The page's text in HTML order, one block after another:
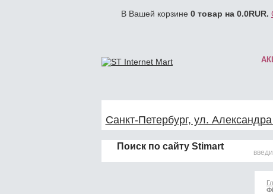
В Вашей корзине 0 товар на 0.0RUR.
Санкт-Петербург, ул.
Поиск по сайту Stimart